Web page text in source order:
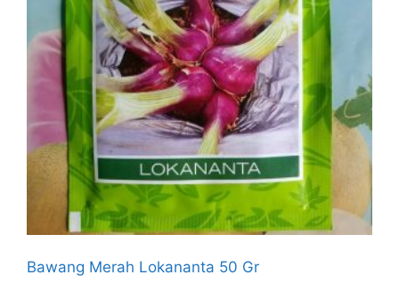
Bawang Merah Lokananta 50 Gr